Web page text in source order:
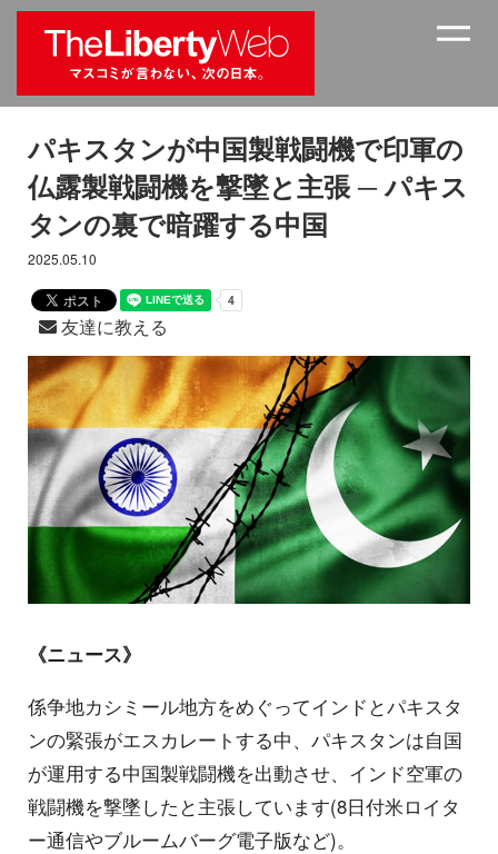
パキスタンが中国製戦闘機で印軍の
仏露製戦闘機を撃墜と主張 ─ パキス
タンの裏で暗躍する中国
2025.05.10
友達に教える
《ニュース》
係争地カシミール地方をめぐってインドとパキスタ
ンの緊張がエスカレートする中、パキスタンは自国
が運用する中国製戦闘機を出動させ、インド空軍の
戦闘機を撃墜したと主張しています(8日付米ロイタ
ー通信やブルームバーグ電子版など)。